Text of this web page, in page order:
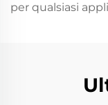
per qualsiasi